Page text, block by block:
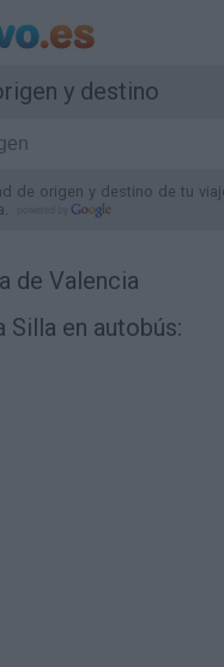
y destino
de origen y destino de tu
.
de Valencia
Silla en autobús: